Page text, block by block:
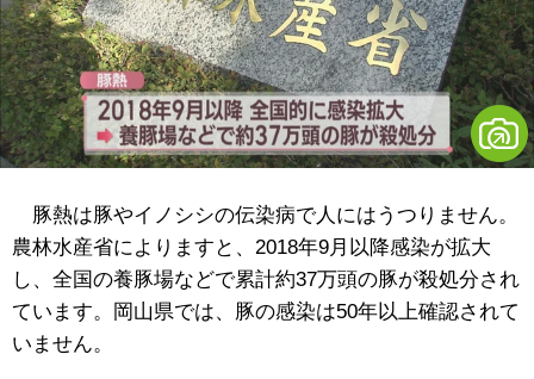
豚熱は豚やイノシシの伝染病で人にはうつりません。
農林水産省によりますと、2018年9月以降感染が拡大
し、全国の養豚場などで累計約37万頭の豚が殺処分され
ています。岡山県では、豚の感染は50年以上確認されて
いません。